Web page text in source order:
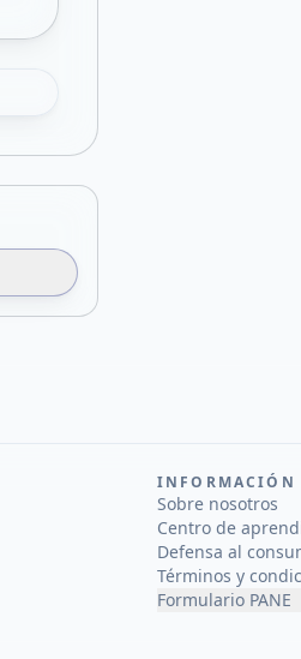
INFORMACIÓN
Sobre nosotros
Centro de
Defensa al
Términos y
Formulario PANE